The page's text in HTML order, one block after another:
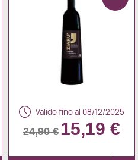
Valido fino al 08/12/2025
24,90 € 15,19 €